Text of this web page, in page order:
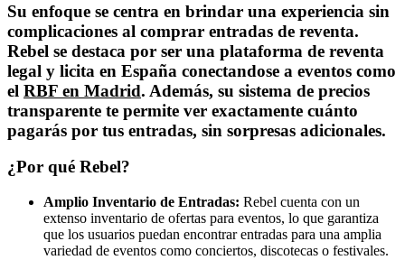
Su enfoque se centra en brindar una experiencia sin
complicaciones al comprar entradas de reventa.
Rebel se destaca por ser una plataforma de reventa
legal y licita en España conectandose a eventos como
el RBF en Madrid. Además, su sistema de precios
transparente te permite ver exactamente cuánto
pagarás por tus entradas, sin sorpresas adicionales.
¿Por qué Rebel?
Amplio Inventario de Entradas: Rebel cuenta con un
extenso inventario de ofertas para eventos, lo que garantiza
que los usuarios puedan encontrar entradas para una amplia
variedad de eventos como conciertos, discotecas o festivales.